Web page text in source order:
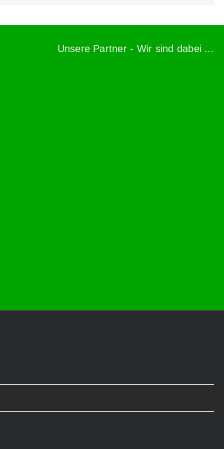
Unsere Partner - Wir sind dabei ...